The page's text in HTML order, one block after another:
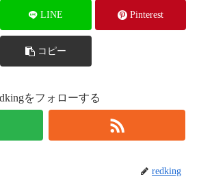
LINE Pinterest
コピー
をフォローする
redking